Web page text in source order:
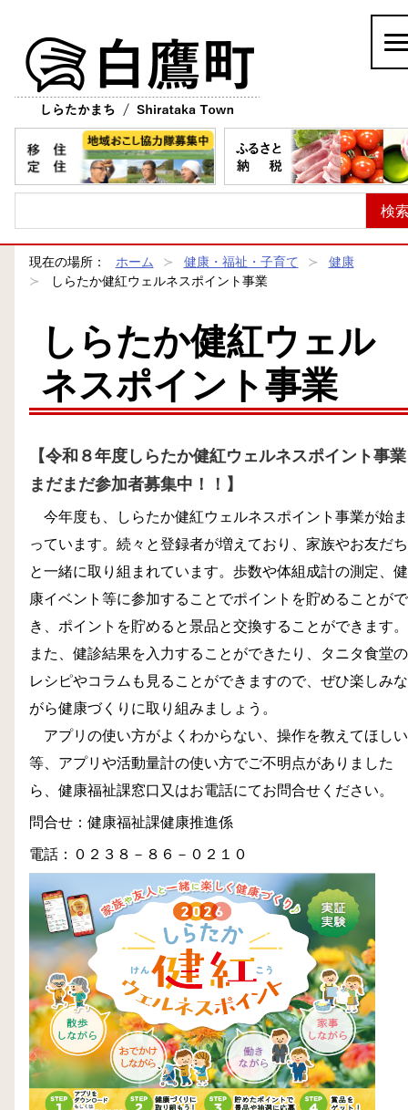
現在の場所： ホーム 健康・福祉・子育て
健康
しらたか健紅ウェルネスポイント事業
しらたか健紅ウェル
ネスポイント事業
【令和８年度 しらたか健紅ウェルネスポイント事業
まだまだ参加者募集中！！】
今年度も、しらたか健紅ウェルネスポイント事業が始ま
っています。続々と登録者が増えており、家族やお友だち
と一緒に取り組まれています。 歩数や体組成計の測定、健
康イベント等に参加することでポイントを貯めることがで
き、ポイントを貯めると景品と交換することができます。
また、健診結果を入力することができたり、タニタ食堂の
レシピやコラムも見ることができますので、 ぜひ楽しみな
がら健康づくりに取り組みましょう。
アプリの使い方がよくわからない、操作を教えてほしい
等、アプリや活動量計の使い方でご不明点がありました
ら、健康福祉課窓口又はお電話にてお問合せください。
問合せ：健康福祉課健康推進係
電話：０２３８－８６－０２１０